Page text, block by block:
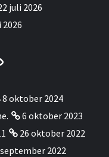
juli 2026
2026
8 oktober 2024
6 oktober 2023
26 oktober 2022
2022